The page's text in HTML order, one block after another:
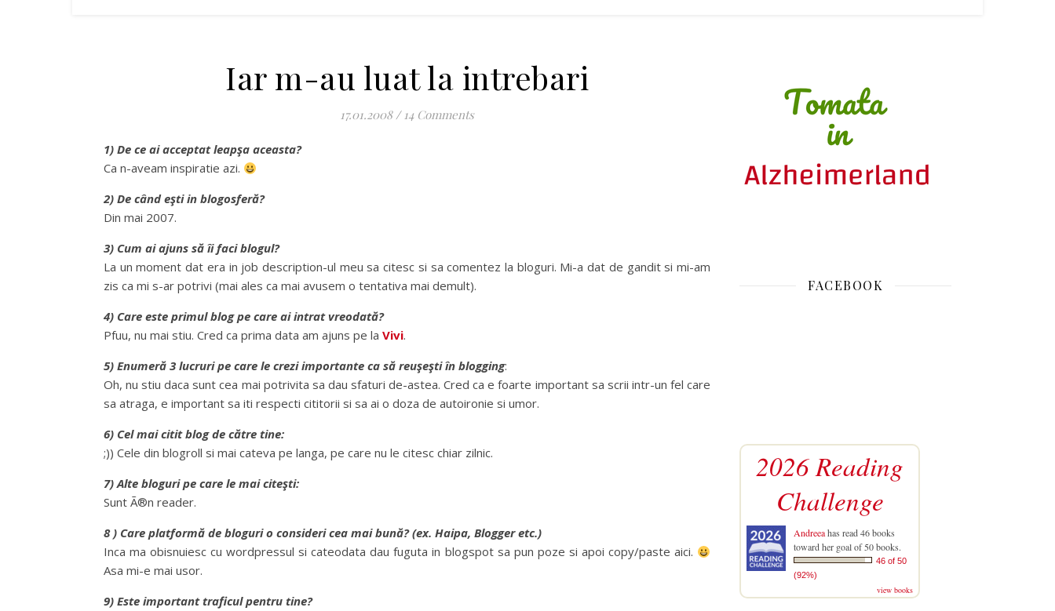
Iar m-au luat la intrebari
17.01.2008 / 14 Comments
1) De ce ai acceptat leapşa aceasta?
Ca n-aveam inspiratie azi.
2) De când eşti in blogosferă?
Din mai 2007.
3) Cum ai ajuns să îi faci blogul?
La un moment dat era in job description-ul meu sa citesc si sa comentez la bloguri. Mi-a dat de gandit si mi-am
zis ca mi s-ar potrivi (mai ales ca mai avusem o tentativa mai demult).
4) Care este primul blog pe care ai intrat vreodată?
Pfuu, nu mai stiu. Cred ca prima data am ajuns pe la Vivi.
5) Enumeră 3 lucruri pe care le crezi importante ca să reuşeşti în blogging:
Oh, nu stiu daca sunt cea mai potrivita sa dau sfaturi de-astea. Cred ca e foarte important sa scrii intr-un fel care
sa atraga, e important sa iti respecti cititorii si sa ai o doza de autoironie si umor.
6) Cel mai citit blog de către tine:
;)) Cele din blogroll si mai cateva pe langa, pe care nu le citesc chiar zilnic.
7) Alte bloguri pe care le mai citeşti:
Sunt Ã®n reader.
8 ) Care platformă de bloguri o consideri cea mai bună? (ex. Haipa, Blogger etc.)
Inca ma obisnuiesc cu wordpressul si cateodata dau fuguta in blogspot sa pun poze si apoi copy/paste aici.
Asa mi-e mai usor.
9) Este important traficul pentru tine?
FACEBOOK
2026 Reading
Challenge
Andreeahas read 46 books
toward her goal of 50 books.
46 of 50
(92%)
view books